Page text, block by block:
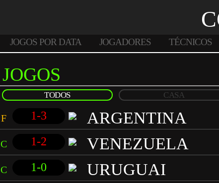
JOGOS POR DATA JOGADORES TÉCNICOS
JOGOS
TODOS CASA
F 1-3 ARGENTINA
C 1-2 VENEZUELA
C 1-0 URUGUAI